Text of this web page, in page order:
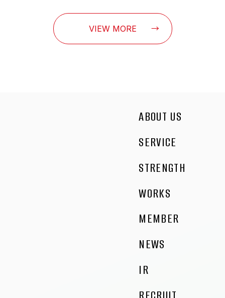
VIEW MORE
ABOUT US
SERVICE
STRENGTH
WORKS
MEMBER
NEWS
IR